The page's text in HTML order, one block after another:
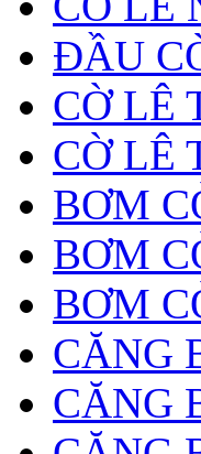
ĐẦU
CỜ LÊ
CỜ LÊ
BƠM
BƠM
BƠM
CĂNG
CĂNG